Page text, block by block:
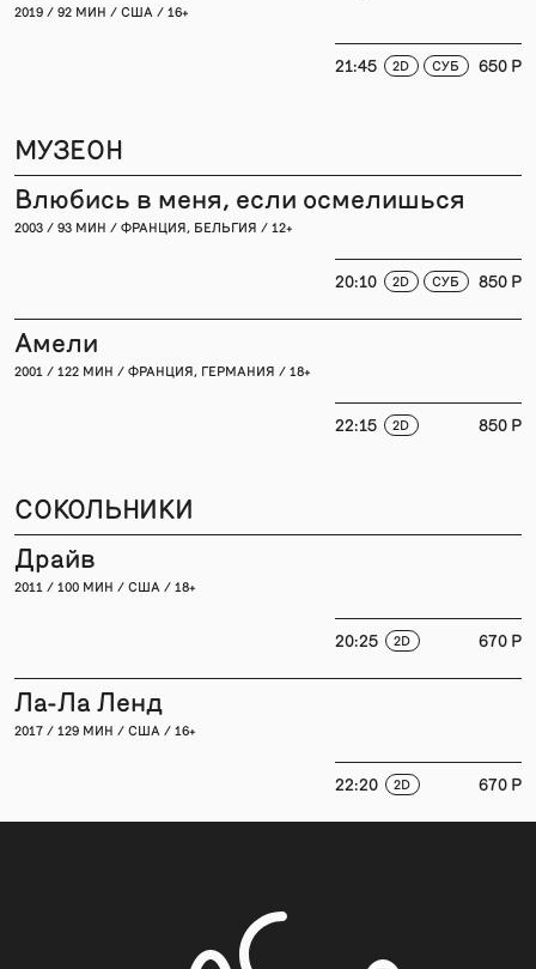
2019 / 92 МИН / США / 16+
21:45 2D СУБ 650 P
МУЗЕОН
Влюбись в меня, если осмелишься
2003 / 93 МИН / ФРАНЦИЯ, БЕЛЬГИЯ / 12+
20:10 2D СУБ 850 P
Амели
2001 / 122 МИН / ФРАНЦИЯ, ГЕРМАНИЯ / 18+
22:15 2D 850 P
СОКОЛЬНИКИ
Драйв
2011 / 100 МИН / США / 18+
20:25 2D 670 P
Ла-Ла Ленд
2017 / 129 МИН / США / 16+
22:20 2D 670 P